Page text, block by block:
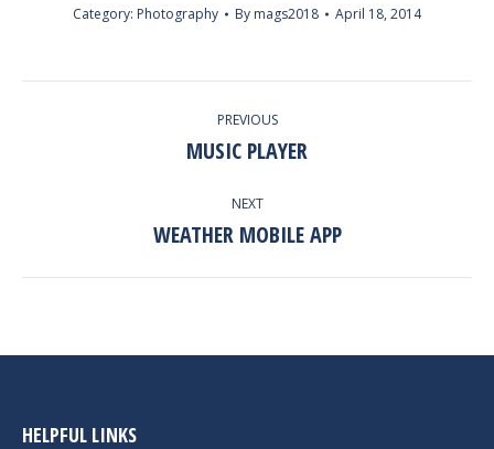
Category: Photography By mags2018 April 18, 2014
NAVIGATION
PREVIOUS
Previous
MUSIC PLAYER
NEXT
Next
WEATHER MOBILE APP
HELPFUL LINKS